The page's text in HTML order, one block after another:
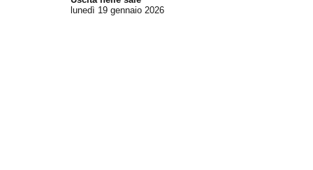
lunedì 19 gennaio 2026